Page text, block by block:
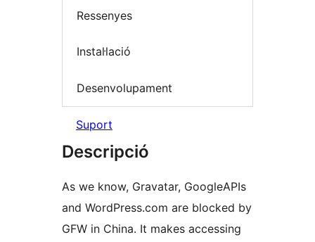
Ressenyes
Instal·lació
Desenvolupament
Suport
Descripció
As we know, Gravatar, GoogleAPIs
and WordPress.com are blocked by
GFW in China. It makes accessing